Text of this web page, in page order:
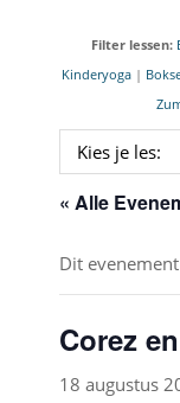
Filter lessen:
Kinderyoga|
« Alle
Dit
Corez
18 augustus